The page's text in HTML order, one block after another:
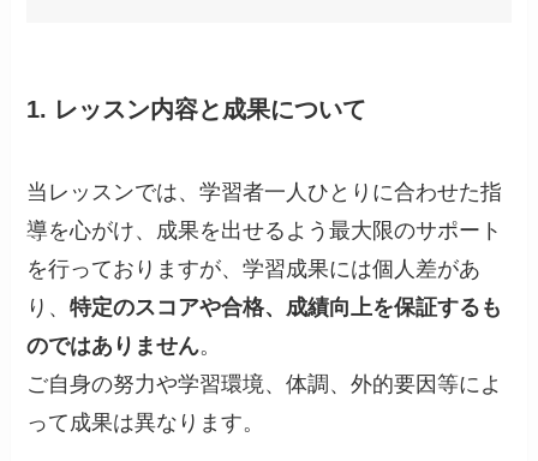
1. レッスン内容と成果について
当レッスンでは、学習者一人ひとりに合わせた指
導を心がけ、成果を出せるよう最大限のサポート
を行っておりますが、学習成果には個人差があ
り、特定のスコアや合格、成績向上を保証するも
のではありません。
ご自身の努力や学習環境、体調、外的要因等によ
って成果は異なります。